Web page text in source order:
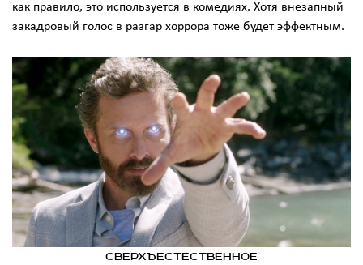
как правило, это используется в комедиях. Хотя внезапный
закадровый голос в разгар хоррора тоже будет эффектным.
сверхъестественное